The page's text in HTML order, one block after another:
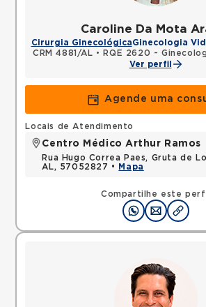
Caroline Da Mota
Cirurgia GinecológicaGinecologia
CRM 4881/AL •
RQE 2620 -
Ver perfil
Agende uma
Compartilhe este
Locais de Atendimento
Centro Médico Arthur Ramos
Rua Hugo Correa Paes, Gruta de
AL, 57052827 •
Mapa